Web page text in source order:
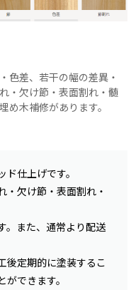
色差、若干の幅の差異・
・欠け節・表面割れ・髄
め木補修があります。
仕上げです。
欠け節・表面割れ・
。また、通常より配送
後定期的に塗装するこ
できます。